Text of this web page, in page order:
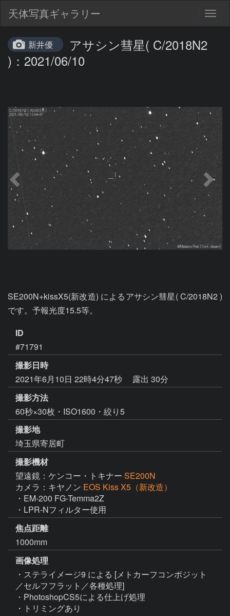
天体写真ギャラリー
新井優
アサシン彗星( C/2018N2
)：2021/06/10
SE200N+kissX5(新改造) によるアサシン彗星( C/2018N2 )
です。予報光度15.5等。
ID
#71791
撮影日時
2021年6月10日 22時4分47秒
露出 30分
撮影方法
60秒×30枚・ISO1600・絞り5
撮影地
埼玉県寄居町
撮影機材
望遠鏡：ケンコー・トキナー SE200N
カメラ：キヤノン EOS Kiss X5（新改造）
・EM-200 FG-Temma2Z
・LPR-Nフィルター使用
焦点距離
1000mm
画像処理
・ステライメージ9 による [メトカーフコンポジット
／セルフフラット／各種処理]
・PhotoshopCS5による仕上げ処理
・トリミングあり